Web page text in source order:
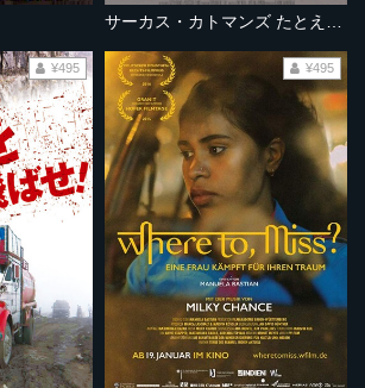
¥495 ¥495